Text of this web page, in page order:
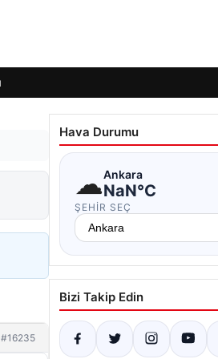
#16235
Hava Durumu
☁Ankara
NaN°C
ŞEHIR SEÇ
Bizi Takip Edin